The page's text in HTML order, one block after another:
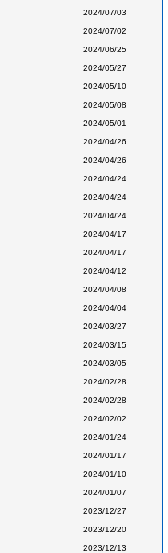
2024/07/03
2024/07/02
2024/06/25
2024/05/27
2024/05/10
2024/05/08
2024/05/01
2024/04/26
2024/04/26
2024/04/24
2024/04/24
2024/04/24
2024/04/17
2024/04/17
2024/04/12
2024/04/08
2024/04/04
2024/03/27
2024/03/15
2024/03/05
2024/02/28
2024/02/28
2024/02/02
2024/01/24
2024/01/17
2024/01/10
2024/01/07
2023/12/27
2023/12/20
2023/12/13